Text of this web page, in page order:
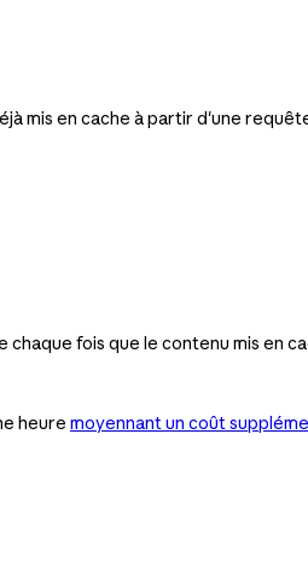
mis en cache à partir d'une
fois que le contenu mis en
heure moyennant un coût